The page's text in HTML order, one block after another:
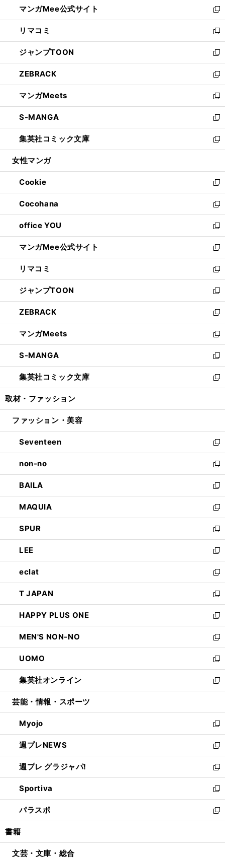
く
ド
ウ
で
開
く
ィ
ン
ド
ウ
で
開
く
い
ウ
ィ
ン
ド
ウ
で
開
く
マンガMee公式サイト
新
し
い
ウ
ィ
ン
ド
ウ
で
開
く
リマコミ
新
し
い
ウ
ィ
ン
ド
ウ
で
開
く
ジャンプTOON
新
し
い
ウ
ィ
ン
ド
ウ
で
開
ZEBRACK
新
し
い
ウ
ィ
ン
ド
ウ
開
く
マンガMeets
新
し
い
ウ
ィ
ン
ウ
で
開
く
S-MANGA
新
し
い
ウ
ン
ド
ウ
で
開
く
集英社コミック文庫
新
し
ウ
ィ
ン
ド
ウ
で
開
く
女性マンガ
Cookie
新
し
い
ウ
ィ
ン
ド
ウ
で
開
く
Cocohana
新
し
い
ウ
ィ
ン
ド
ウ
で
開
く
office YOU
新
し
い
ウ
ィ
ン
ド
ウ
で
開
く
マンガMee公式サイト
新
し
い
ウ
ィ
ン
ド
ウ
で
開
く
リマコミ
新
し
い
ウ
ィ
ン
ド
ウ
で
開
く
ジャンプTOON
新
し
い
ウ
ィ
ン
ド
ウ
で
開
ZEBRACK
新
し
い
ウ
ィ
ン
ド
ウ
開
マンガMeets
新
し
い
ウ
ィ
ン
ウ
開
く
S-MANGA
新
し
い
ウ
ン
ウ
で
開
く
集英社コミック文庫
新
し
ウ
ン
ド
ウ
で
開
く
取材・ファッション
ファッション・美容
Seventeen
新
し
い
ウ
ィ
ン
ド
ウ
で
開
く
non-no
新
し
い
ウ
ィ
ン
ド
ウ
で
開
く
BAILA
新
し
い
ウ
ィ
ン
ド
ウ
で
開
く
MAQUIA
新
し
い
ウ
ィ
ン
ド
ウ
で
開
く
SPUR
新
し
い
ウ
ィ
ン
ド
ウ
で
開
く
LEE
新
し
い
ウ
ィ
ン
ド
ウ
で
開
く
eclat
新
し
い
ウ
ィ
ン
ド
ウ
で
開
く
T JAPAN
新
し
い
ウ
ィ
ン
ド
ウ
で
開
HAPPY PLUS ONE
新
し
い
ウ
ィ
ン
ド
ウ
開
く
MEN'S NON-NO
新
し
い
ウ
ィ
ン
ウ
で
開
く
UOMO
新
し
い
ウ
ン
ド
ウ
で
開
く
集英社オンライン
新
し
ウ
ィ
ン
ド
ウ
で
開
く
芸能・情報・スポーツ
Myojo
新
し
い
ウ
ィ
ン
ド
ウ
で
開
週プレNEWS
新
し
い
ウ
ィ
ン
ド
ウ
開
週プレ グラジャパ!
新
し
い
ウ
ィ
ン
ウ
Sportiva
新
し
い
ウ
ン
パラスポ
新
し
ウ
書籍
文芸・文庫・総合